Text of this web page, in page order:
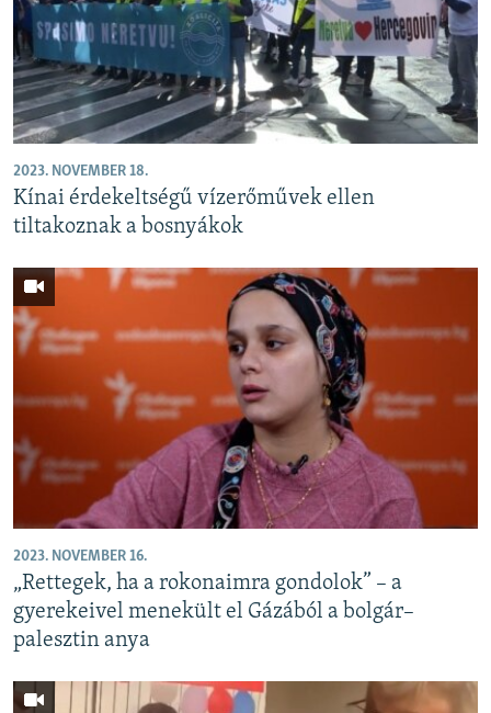
2023. NOVEMBER 18.
Kínai érdekeltségű vízerőművek ellen
tiltakoznak a bosnyákok
2023. NOVEMBER 16.
„Rettegek, ha a rokonaimra gondolok” – a
gyerekeivel menekült el Gázából a bolgár–
palesztin anya